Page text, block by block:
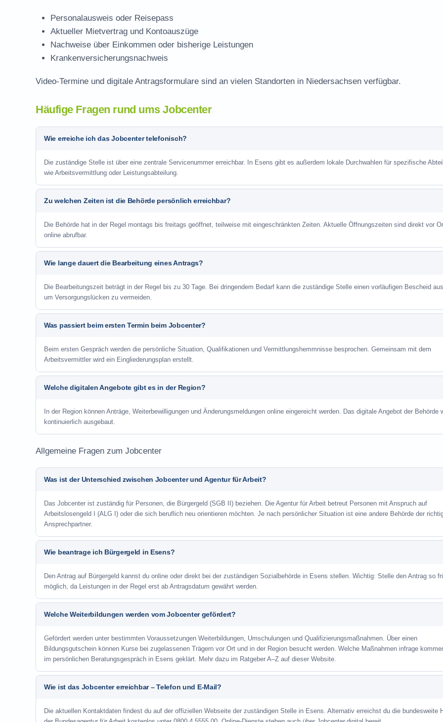
Personalausweis oder Reisepass
Aktueller Mietvertrag und Kontoauszüge
Nachweise über Einkommen oder bisherige Leistungen
Krankenversicherungsnachweis
Video-Termine und digitale Antragsformulare sind an vielen Standorten in Niedersachsen verfügbar.
Häufige Fragen rund ums Jobcenter
Wie erreiche ich das Jobcenter telefonisch?
Die zuständige Stelle ist über eine zentrale Servicenummer erreichbar. In Esens gibt es außerdem lokale Durchwahlen für spezifische
wie Arbeitsvermittlung oder Leistungsabteilung.
Zu welchen Zeiten ist die Behörde persönlich erreichbar?
Die Behörde hat in der Regel montags bis freitags geöffnet, teilweise mit eingeschränkten Zeiten. Aktuelle Öffnungszeiten sind direkt vor
online abrufbar.
Wie lange dauert die Bearbeitung eines Antrags?
Die Bearbeitungszeit beträgt in der Regel bis zu 30 Tage. Bei dringendem Bedarf kann die zuständige Stelle einen vorläufigen Bescheid
um Versorgungslücken zu vermeiden.
Was passiert beim ersten Termin beim Jobcenter?
Beim ersten Gespräch werden die persönliche Situation, Qualifikationen und Vermittlungshemmnisse besprochen. Gemeinsam mit dem
Arbeitsvermittler wird ein Eingliederungsplan erstellt.
Welche digitalen Angebote gibt es in der Region?
In der Region können Anträge, Weiterbewilligungen und Änderungsmeldungen online eingereicht werden. Das digitale Angebot der Behörde
kontinuierlich ausgebaut.
Allgemeine Fragen zum Jobcenter
Was ist der Unterschied zwischen Jobcenter und Agentur für Arbeit?
Das Jobcenter ist zuständig für Personen, die Bürgergeld (SGB II) beziehen. Die Agentur für Arbeit betreut Personen mit Anspruch auf
Arbeitslosengeld I (ALG I) oder die sich beruflich neu orientieren möchten. Je nach persönlicher Situation ist eine andere Behörde der
Ansprechpartner.
Wie beantrage ich Bürgergeld in Esens?
Den Antrag auf Bürgergeld kannst du online oder direkt bei der zuständigen Sozialbehörde in Esens stellen. Wichtig: Stelle den Antrag so
möglich, da Leistungen in der Regel erst ab Antragsdatum gewährt werden.
Welche Weiterbildungen werden vom Jobcenter gefördert?
Gefördert werden unter bestimmten Voraussetzungen Weiterbildungen, Umschulungen und Qualifizierungsmaßnahmen. Über einen
Bildungsgutschein können Kurse bei zugelassenen Trägern vor Ort und in der Region besucht werden. Welche Maßnahmen infrage
im persönlichen Beratungsgespräch in Esens geklärt. Mehr dazu im Ratgeber A–Z auf dieser Website.
Wie ist das Jobcenter erreichbar – Telefon und E-Mail?
Die aktuellen Kontaktdaten findest du auf der offiziellen Webseite der zuständigen Stelle in Esens. Alternativ erreichst du die bundesweite